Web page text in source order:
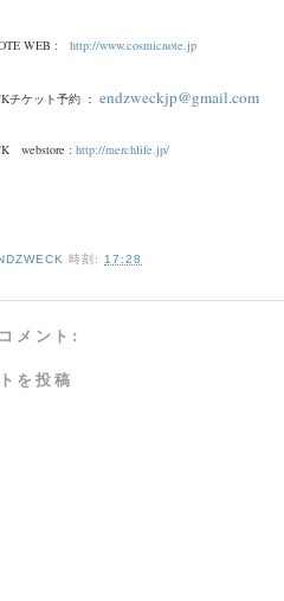
WEB : http://www.cosmicnote.jp
チケット予約 ： endzweckjp@gmail.com
webstore : http://merchlife.jp/
時刻: 17:28
メント:
を投稿